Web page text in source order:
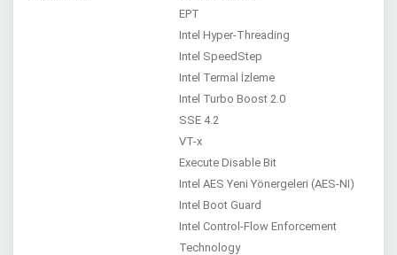
EPT
Intel Hyper-Threading
Intel SpeedStep
Intel Termal İzleme
Intel Turbo Boost 2.0
SSE 4.2
VT-x
Execute Disable Bit
Intel AES Yeni Yönergeleri (AES-NI)
Intel Boot Guard
Intel Control-Flow Enforcement
Technology